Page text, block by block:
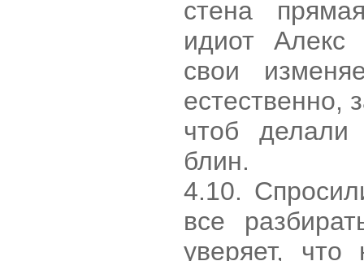
стена
идиот
свои
естественно,
чтоб
блин.
4.10.
все
уверяет,